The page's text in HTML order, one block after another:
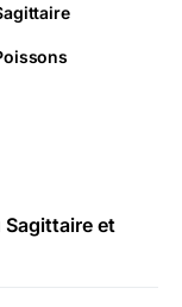
Sagittaire et